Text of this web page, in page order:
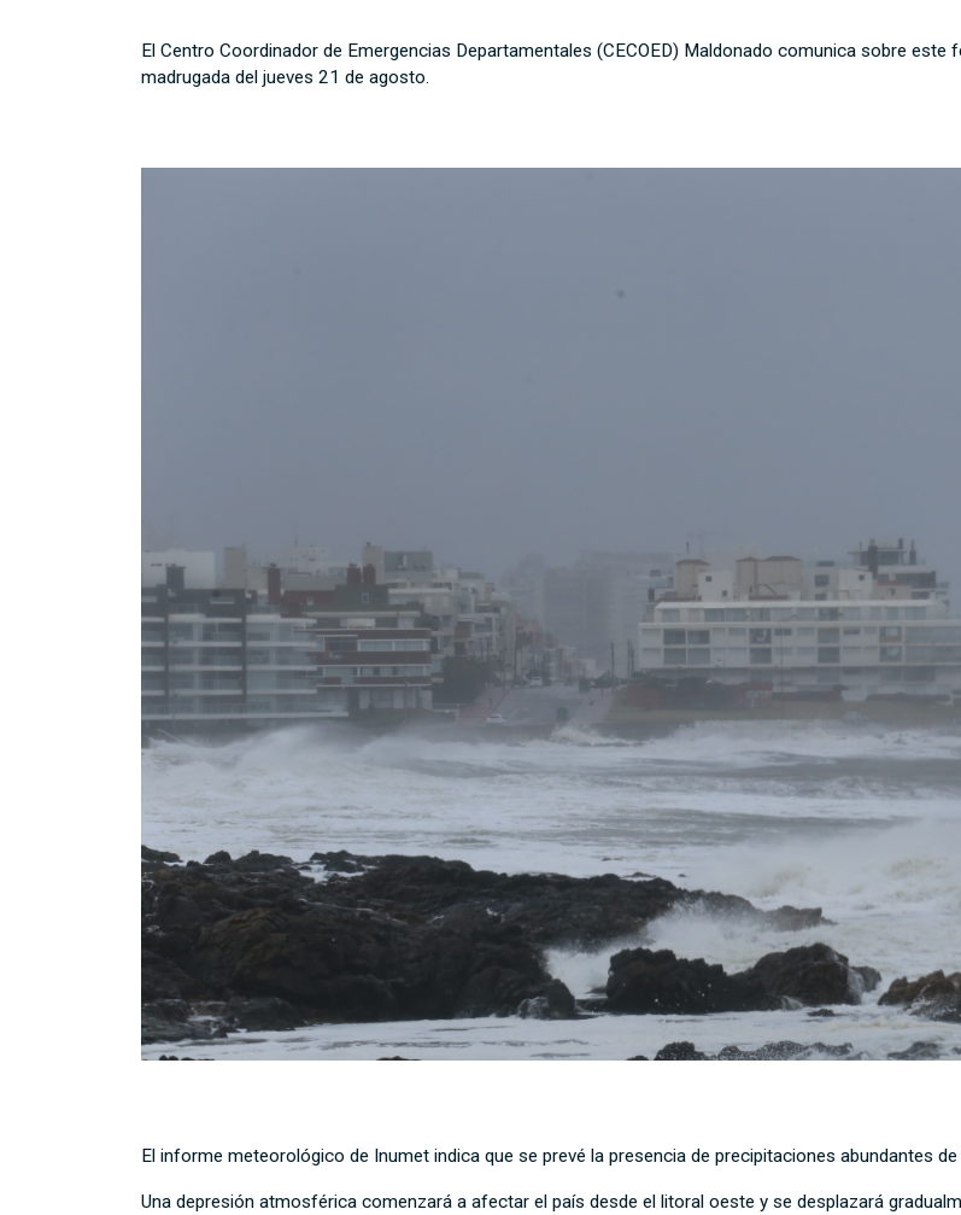
El Centro Coordinador de Emergencias Departamentales (CECOED) Maldonado comunica sobre
madrugada del jueves 21 de agosto.
El informe meteorológico de Inumet indica que se prevé la presencia de precipitaciones abundantes
Una depresión atmosférica comenzará a afectar el país desde el litoral oeste y se desplazará